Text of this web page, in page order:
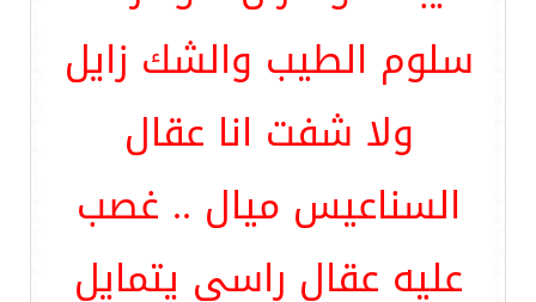
سلوم الطيب والشك زايل
ولا شفت انا عقال
السناعيس ميال .. غصب
عليه عقال راسي يتمايل